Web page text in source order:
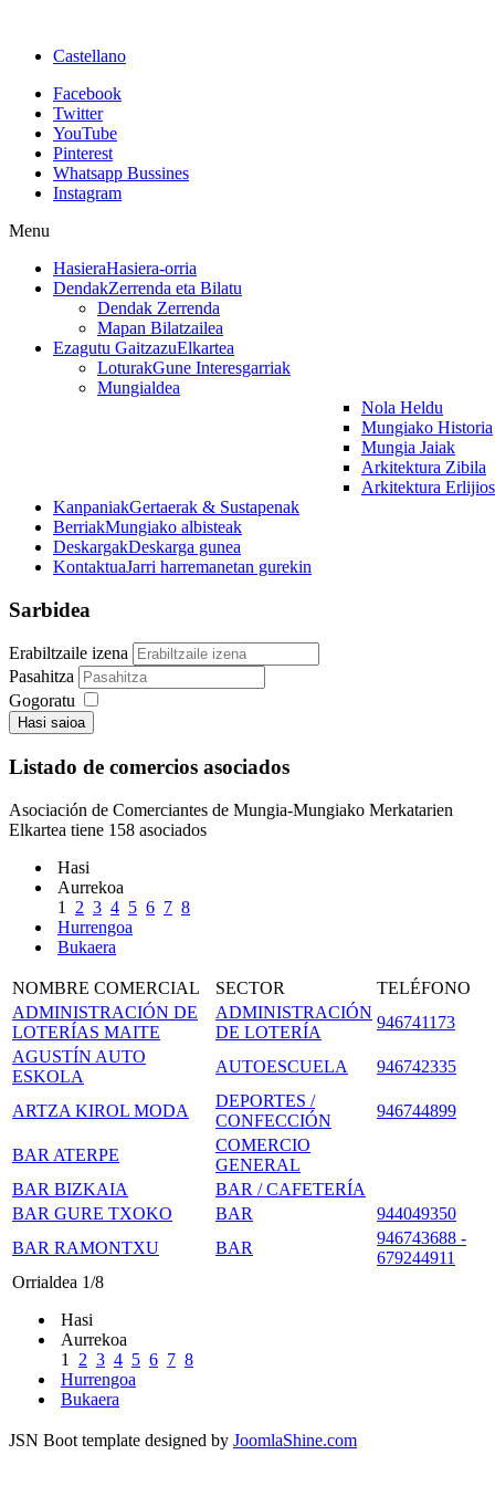
Castellano
Facebook
Twitter
YouTube
Pinterest
Whatsapp Bussines
Instagram
Menu
HasieraHasiera-orria
DendakZerrenda eta Bilatu
Dendak Zerrenda
Mapan Bilatzailea
Ezagutu GaitzazuElkartea
LoturakGune Interesgarriak
Mungialdea
Nola Heldu
Mungiako Historia
Mungia Jaiak
Arkitektura Zibila
Arkitektura
KanpaniakGertaerak & Sustapenak
BerriakMungiako albisteak
DeskargakDeskarga gunea
KontaktuaJarri harremanetan gurekin
Sarbidea
Erabiltzaile izena
Pasahitza
Gogoratu
Hasi saioa
Listado de comercios asociados
Asociación de Comerciantes de Mungia-Mungiako Merkatarien
Elkartea tiene 158 asociados
Hasi
Aurrekoa
1
2 3 4 5 6 7 8
Hurrengoa
Bukaera
NOMBRE COMERCIAL SECTOR
TELÉFONO
ADMINISTRACIÓN DE
LOTERÍAS MAITE
ADMINISTRACIÓN
DE LOTERÍA
946741173
AGUSTÍN AUTO
ESKOLA
AUTOESCUELA 946742335
ARTZA KIROL MODA
DEPORTES /
CONFECCIÓN
946744899
BAR ATERPE
COMERCIO
GENERAL
BAR BIZKAIA
BAR / CAFETERÍA
BAR GURE TXOKO
BAR
944049350
BAR RAMONTXU
BAR
946743688 -
679244911
Orrialdea 1/8
Hasi
Aurrekoa
1
2 3 4 5 6 7 8
Hurrengoa
Bukaera
JSN Boot template designed by JoomlaShine.com